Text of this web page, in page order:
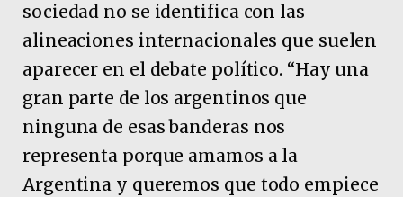
sociedad no se identifica con las
alineaciones internacionales que suelen
aparecer en el debate político. “Hay una
gran parte de los argentinos que
ninguna de esas banderas nos
representa porque amamos a la
Argentina y queremos que todo empiece